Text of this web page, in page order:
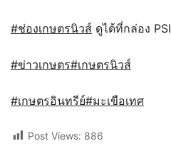
#ช่องเกษตรนิวส์ ดูได้ที่กล่อง PSI
#ข่าวเกษตร#เกษตรนิวส์
#เกษตรอินทรีย์#มะเขือเทศ
Post Views: 886